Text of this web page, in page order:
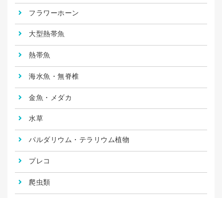
フラワーホーン
大型熱帯魚
熱帯魚
海水魚・無脊椎
金魚・メダカ
水草
パルダリウム・テラリウム植物
プレコ
爬虫類